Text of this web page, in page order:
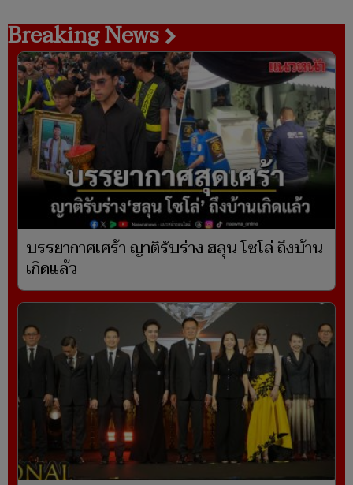
Breaking News
บรรยากาศเศร้า ญาติรับร่าง ฮลุน โซโล่ ถึงบ้าน
เกิดแล้ว